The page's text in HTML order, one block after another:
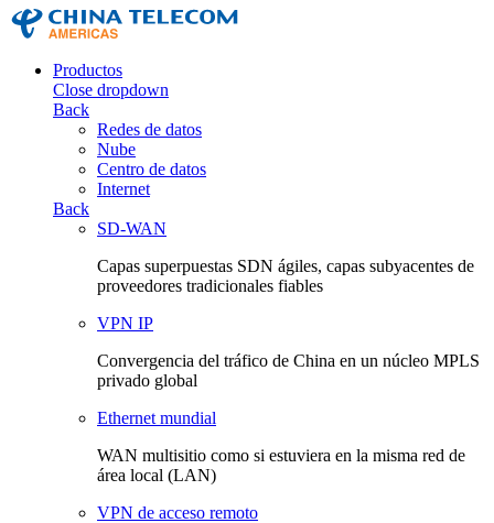
Productos
Close dropdown
Back
Redes de datos
Nube
Centro de datos
Internet
Back
SD-WAN
Capas superpuestas SDN ágiles, capas subyacentes de
proveedores tradicionales fiables
VPN IP
Convergencia del tráfico de China en un núcleo MPLS
privado global
Ethernet mundial
WAN multisitio como si estuviera en la misma red de
área local (LAN)
VPN de acceso remoto